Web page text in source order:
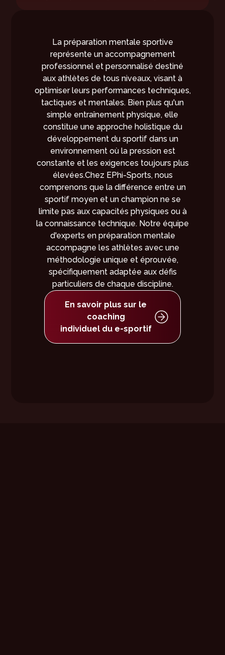
La préparation mentale sportive
représente un accompagnement
professionnel et personnalisé destiné
aux athlètes de tous niveaux, visant à
optimiser leurs performances techniques,
tactiques et mentales. Bien plus qu'un
simple entraînement physique, elle
constitue une approche holistique du
développement du sportif dans un
environnement où la pression est
constante et les exigences toujours plus
élevées.Chez EPhi-Sports, nous
comprenons que la différence entre un
sportif moyen et un champion ne se
limite pas aux capacités physiques ou à
la connaissance technique. Notre équipe
d'experts en préparation mentale
accompagne les athlètes avec une
méthodologie unique et éprouvée,
spécifiquement adaptée aux défis
particuliers de chaque discipline.
En savoir plus sur le
coaching
individuel du e-sportif